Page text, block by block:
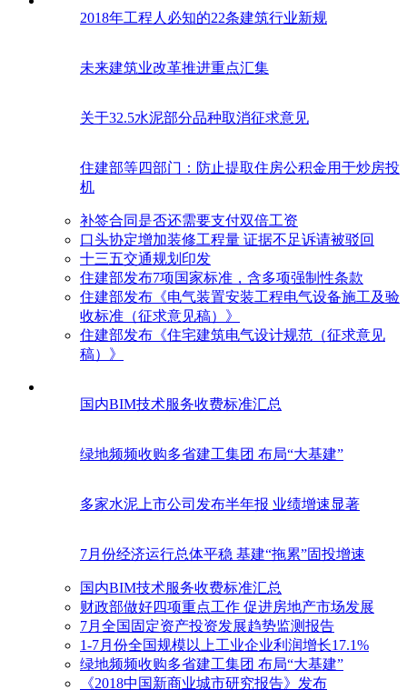
2018年工程人必知的22条建筑行业新规
未来建筑业改革推进重点汇集
关于32.5水泥部分品种取消征求意见
住建部等四部门：防止提取住房公积金用于炒房投
机
补签合同是否还需要支付双倍工资
口头协定增加装修工程量 证据不足诉请被驳回
十三五交通规划印发
住建部发布7项国家标准，含多项强制性条款
住建部发布《电气装置安装工程电气设备施工及验
收标准（征求意见稿）》
住建部发布《住宅建筑电气设计规范（征求意见
稿）》
国内BIM技术服务收费标准汇总
绿地频频收购多省建工集团 布局“大基建”
多家水泥上市公司发布半年报 业绩增速显著
7月份经济运行总体平稳 基建“拖累”固投增速
国内BIM技术服务收费标准汇总
财政部做好四项重点工作 促进房地产市场发展
7月全国固定资产投资发展趋势监测报告
1-7月份全国规模以上工业企业利润增长17.1%
绿地频频收购多省建工集团 布局“大基建”
《2018中国新商业城市研究报告》发布